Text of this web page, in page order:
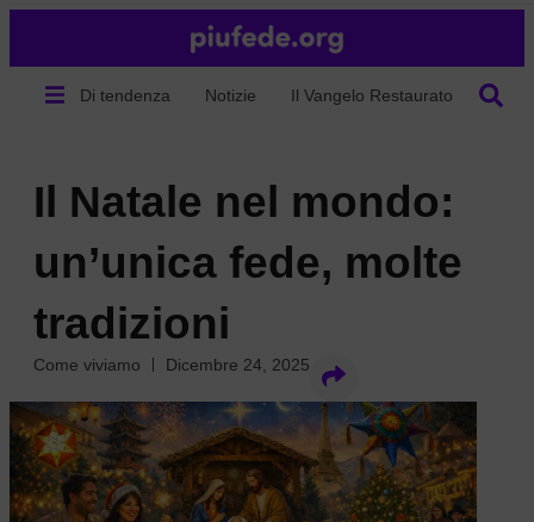
Di tendenza Notizie Il Vangelo Restaurato Chi
Il Natale nel mondo:
un’unica fede, molte
tradizioni
Come viviamo Dicembre 24, 2025